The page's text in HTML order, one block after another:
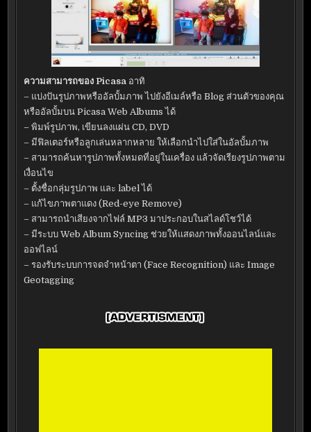
ความสามารถของ Picasa อาทิ
– แบ่งปันรูปภาพหรืออัลบั้มภาพ ไปยังอีเมล์หรือ Blog ส่วนตัวของคุณ
หรืออัลบั้มบน Picasa Web Albums ได้
– พิมพ์รูปภาพ, เขียนลงแผ่น CD, DVD
– มีฟิลเตอร์หรือลูกเล่นหลากหลาย ให้เลือกนำไปใส่ในอัลบั้มภาพ
– สามารถค้นหารูปภาพทั้งหมดที่อยู่ในเครื่อง แล้วจัดเรียงรูปภาพตาม
เงื่อนไข
– ตั้งชื่อกลุ่มรูปภาพ และ label ได้
– แก้ไขภาพตาแดง (Red-eye Remove)
– สามารถนำเสียงจากไฟล์ MP3 มาประกอบในสไลด์โชว์ได้
– มีระบบ Web Album Syncing ช่วยให้แสดงภาพทั้งออนไลน์และ
ออฟไลน์
– รองรับระบบการจดจำหน้าตา (Face Recognition) และ Image
Geotagging